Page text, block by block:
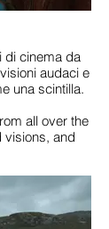
di cinema da
audaci e
una scintilla.
all over the
visions, and